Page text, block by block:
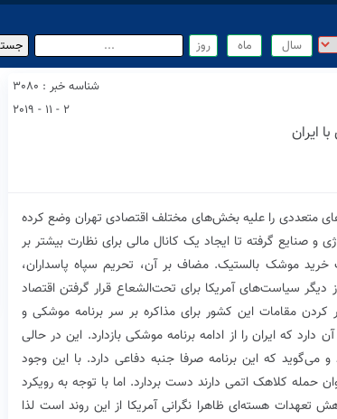
شناسه خبر : 3080
2 - 11 - 2019
ایران
متعددی را علیه بخش‌های مختلف اقتصادی تهران وضع کرده
صنایع گرفته تا ایجاد یک کانال مالی برای نظارت بیشتر بر
موشک بالستیک. مضاف بر آن، تحریم سپاه پاسداران،
سیاست‌های آمریکا برای تحت‌الشعاع قرار گرفتن اقتصاد
کردن مقامات این کشور برای مذاکره بر سر برنامه موشکی و
که ایران را از ادامه برنامه موشکی بازدارد. این در حالی
که این برنامه صرفا جنبه دفاعی دارد. با این وجود
کلاهک اتمی دارند دست بردارد. اما با توجه به رویکرد
تعهدات هسته‌ای ظاهرا نگرانی آمریکا از این روند است‌ لذا